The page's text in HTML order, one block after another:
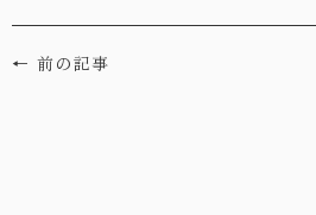
← 前の記事